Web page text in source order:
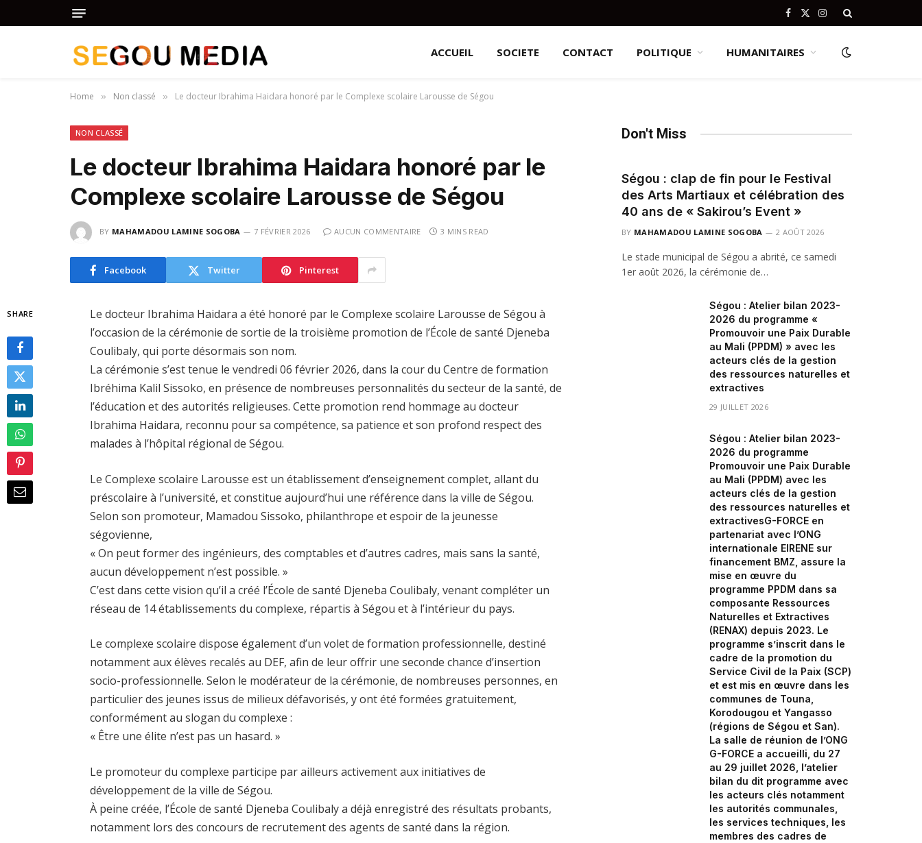
Facebook
X
Instagram
ACCUEIL SOCIETE CONTACT POLITIQUE HUMANITAIRES
Home » Non classé » Le docteur Ibrahima Haidara honoré par le Complexe scolaire Larousse de Ségou
NON CLASSÉ
Le docteur Ibrahima Haidara honoré par le
Complexe scolaire Larousse de Ségou
BY MAHAMADOU LAMINE SOGOBA 7 FÉVRIER 2026 AUCUN COMMENTAIRE 3 MINS READ
Facebook Twitter Pinterest
SHARE
Le docteur Ibrahima Haidara a été honoré par le Complexe scolaire Larousse de Ségou à
l’occasion de la cérémonie de sortie de la troisième promotion de l’École de santé Djeneba
Coulibaly, qui porte désormais son nom.
La cérémonie s’est tenue le vendredi 06 février 2026, dans la cour du Centre de formation
Ibréhima Kalil Sissoko, en présence de nombreuses personnalités du secteur de la santé, de
l’éducation et des autorités religieuses. Cette promotion rend hommage au docteur
Ibrahima Haidara, reconnu pour sa compétence, sa patience et son profond respect des
malades à l’hôpital régional de Ségou.
Le Complexe scolaire Larousse est un établissement d’enseignement complet, allant du
préscolaire à l’université, et constitue aujourd’hui une référence dans la ville de Ségou.
Selon son promoteur, Mamadou Sissoko, philanthrope et espoir de la jeunesse
ségovienne,
« On peut former des ingénieurs, des comptables et d’autres cadres, mais sans la santé,
aucun développement n’est possible. »
C’est dans cette vision qu’il a créé l’École de santé Djeneba Coulibaly, venant compléter un
réseau de 14 établissements du complexe, répartis à Ségou et à l’intérieur du pays.
Le complexe scolaire dispose également d’un volet de formation professionnelle, destiné
notamment aux élèves recalés au DEF, afin de leur offrir une seconde chance d’insertion
socio-professionnelle. Selon le modérateur de la cérémonie, de nombreuses personnes, en
particulier des jeunes issus de milieux défavorisés, y ont été formées gratuitement,
conformément au slogan du complexe :
« Être une élite n’est pas un hasard. »
Le promoteur du complexe participe par ailleurs activement aux initiatives de
développement de la ville de Ségou.
À peine créée, l’École de santé Djeneba Coulibaly a déjà enregistré des résultats probants,
notamment lors des concours de recrutement des agents de santé dans la région.
Don't Miss
Ségou : clap de fin pour le Festival
des Arts Martiaux et célébration des
40 ans de « Sakirou’s Event »
BY MAHAMADOU LAMINE SOGOBA 2 AOÛT 2026
Le stade municipal de Ségou a abrité, ce samedi
1er août 2026, la cérémonie de…
Ségou : Atelier bilan 2023-
2026 du programme «
Promouvoir une Paix Durable
au Mali (PPDM) » avec les
acteurs clés de la gestion
des ressources naturelles et
extractives
29 JUILLET 2026
Ségou : Atelier bilan 2023-
2026 du programme
Promouvoir une Paix Durable
au Mali (PPDM) avec les
acteurs clés de la gestion
des ressources naturelles et
extractivesG-FORCE en
partenariat avec l’ONG
internationale EIRENE sur
financement BMZ, assure la
mise en œuvre du
programme PPDM dans sa
composante Ressources
Naturelles et Extractives
(RENAX) depuis 2023. Le
programme s’inscrit dans le
cadre de la promotion du
Service Civil de la Paix (SCP)
et est mis en œuvre dans les
communes de Touna,
Korodougou et Yangasso
(régions de Ségou et San).
La salle de réunion de l’ONG
G-FORCE a accueilli, du 27
au 29 juillet 2026, l’atelier
bilan du dit programme avec
les acteurs clés notamment
les autorités communales,
les services techniques, les
membres des cadres de